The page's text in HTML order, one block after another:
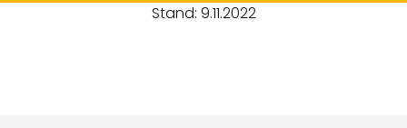
Stand: 9.11.2022